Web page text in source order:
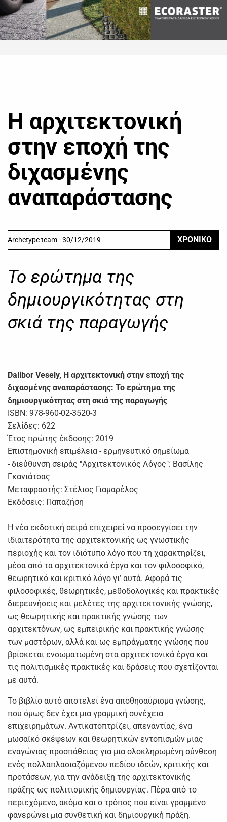
Η αρχιτεκτονική
στην εποχή της
διχασμένης
αναπαράστασης
Archetype team - 30/12/2019 ΧΡΟΝΙΚΟ
Το ερώτημα της
δημιουργικότητας στη
σκιά της παραγωγής
Dalibor Vesely, Η αρχιτεκτονική στην εποχή της
διχασμένης αναπαράστασης: Το ερώτημα της
δημιουργικότητας στη σκιά της παραγωγής
ISBN: 978-960-02-3520-3
Σελίδες: 622
Έτος πρώτης έκδοσης: 2019
Επιστημονική επιμέλεια - ερμηνευτικό σημείωμα
- διεύθυνση σειράς "Αρχιτεκτονικός Λόγος": Βασίλης
Γκανιάτσας
Μεταφραστής: Στέλιος Γιαμαρέλος
Εκδόσεις: Παπαζήση
Η νέα εκδοτική σειρά επιχειρεί να προσεγγίσει την
ιδιαιτερότητα της αρχιτεκτονικής ως γνωστικής
περιοχής και τον ιδιότυπο λόγο που τη χαρακτηρίζει,
μέσα από τα αρχιτεκτονικά έργα και τον φιλοσοφικό,
θεωρητικό και κριτικό λόγο γι’ αυτά. Αφορά τις
φιλοσοφικές, θεωρητικές, μεθοδολογικές και πρακτικές
διερευνήσεις και μελέτες της αρχιτεκτονικής γνώσης,
ως θεωρητικής και πρακτικής γνώσης των
αρχιτεκτόνων, ως εμπειρικής και πρακτικής γνώσης
των μαστόρων, αλλά και ως εμπράγματης γνώσης που
βρίσκεται ενσωματωμένη στα αρχιτεκτονικά έργα και
τις πολιτισμικές πρακτικές και δράσεις που σχετίζονται
με αυτά.
Το βιβλίο αυτό αποτελεί ένα αποθησαύρισμα γνώσης,
που όμως δεν έχει μια γραμμική συνέχεια
επιχειρημάτων. Αντικατοπτρίζει, απεναντίας, ένα
μωσαϊκό σκέψεων και θεωρητικών εντοπισμών μιας
εναγώνιας προσπάθειας για μια ολοκληρωμένη σύνθεση
ενός πολλαπλασιαζόμενου πεδίου ιδεών, κριτικής και
προτάσεων, για την ανάδειξη της αρχιτεκτονικής
πράξης ως πολιτισμικής δημιουργίας. Πέρα από το
περιεχόμενο, ακόμα και ο τρόπος που είναι γραμμένο
φανερώνει μια συνθετική και δημιουργική πράξη.